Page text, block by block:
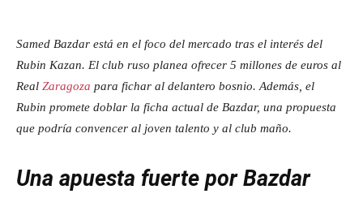
Samed Bazdar está en el foco del mercado tras el interés del
Rubin Kazan. El club ruso planea ofrecer 5 millones de euros al
Real Zaragoza para fichar al delantero bosnio. Además, el
Rubin promete doblar la ficha actual de Bazdar, una propuesta
que podría convencer al joven talento y al club maño.
Una apuesta fuerte por Bazdar